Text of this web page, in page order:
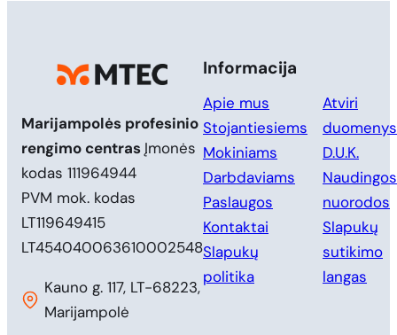
Marijampolės profesinio
rengimo centras Įmonės
kodas 111964944
PVM mok. kodas
LT119649415
LT454040063610002548
Kauno g. 117, LT-68223,
Marijampolė
Informacija
Apie mus
Stojantiesiems
Mokiniams
Darbdaviams
Paslaugos
Kontaktai
Slapukų
politika
Atviri
duomenys
D.U.K.
Naudingos
nuorodos
Slapukų
sutikimo
langas